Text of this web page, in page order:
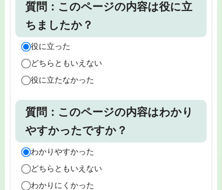
質問：このページの内容は役に立
ちましたか？
役に立った
どちらともいえない
役に立たなかった
質問：このページの内容はわかり
やすかったですか？
わかりやすかった
どちらともいえない
わかりにくかった